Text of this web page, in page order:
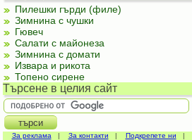
Пилешки гърди (филе)
Зимнина с чушки
Гювеч
Салати с майонеза
Зимнина с домати
Извара и рикота
Топено сирене
Търсене в целия сайт
За реклама | За контакти | Подкрепете ни |